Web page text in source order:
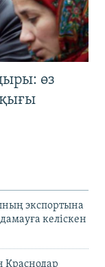
өз
экспортына
келіскен
Краснодар